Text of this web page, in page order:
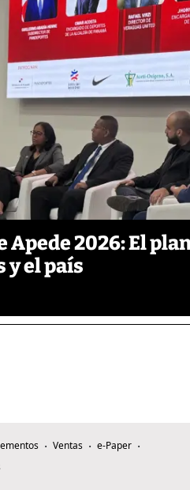
Apede 2026: El
el país
Ventas
e-Paper